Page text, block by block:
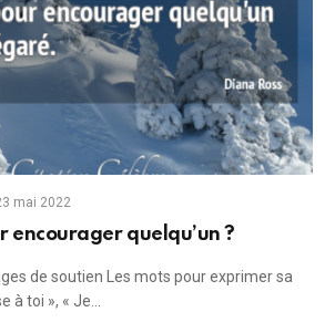
mai 2022
encourager quelqu’un ?
de soutien Les mots pour exprimer sa
à toi », « Je…